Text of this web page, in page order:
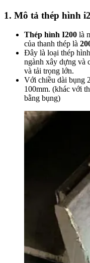
1. Mô tả thép hình
Thép hình I200 là
của thanh thép là
Đây là loại thép
ngành xây dựng và
và tải trọng lớn.
Với chiều dài bụng
100mm. (khác với
bằng bụng)